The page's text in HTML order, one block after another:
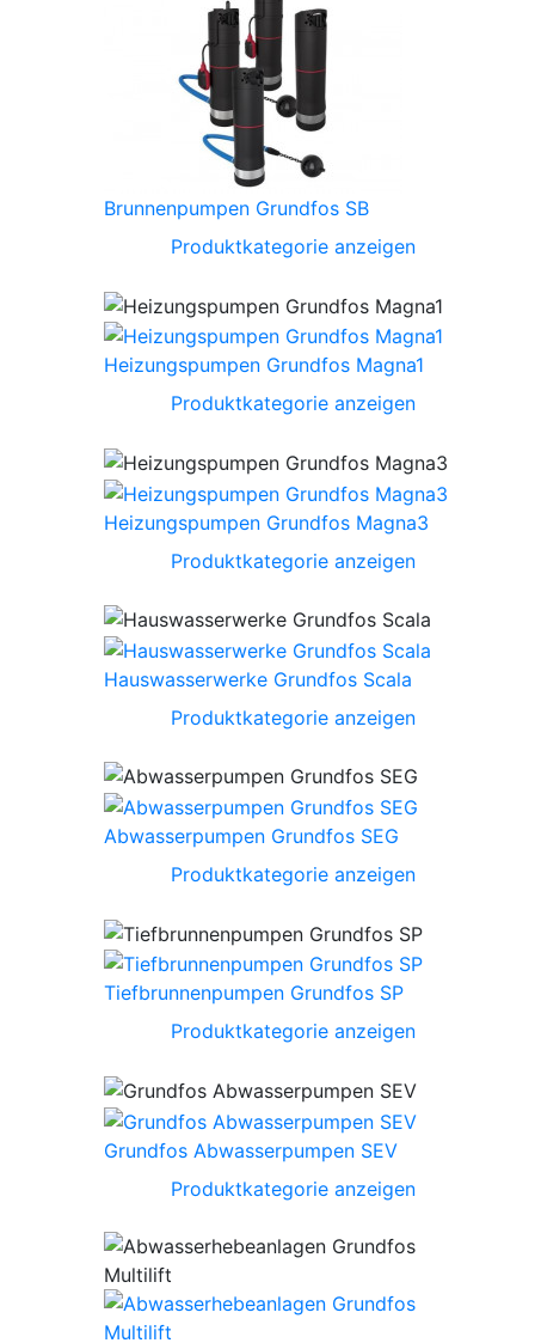
Brunnenpumpen Grundfos SB
Produktkategorie anzeigen
Heizungspumpen Grundfos Magna1
Produktkategorie anzeigen
Heizungspumpen Grundfos Magna3
Produktkategorie anzeigen
Hauswasserwerke Grundfos Scala
Produktkategorie anzeigen
Abwasserpumpen Grundfos SEG
Produktkategorie anzeigen
Tiefbrunnenpumpen Grundfos SP
Produktkategorie anzeigen
Grundfos Abwasserpumpen SEV
Produktkategorie anzeigen